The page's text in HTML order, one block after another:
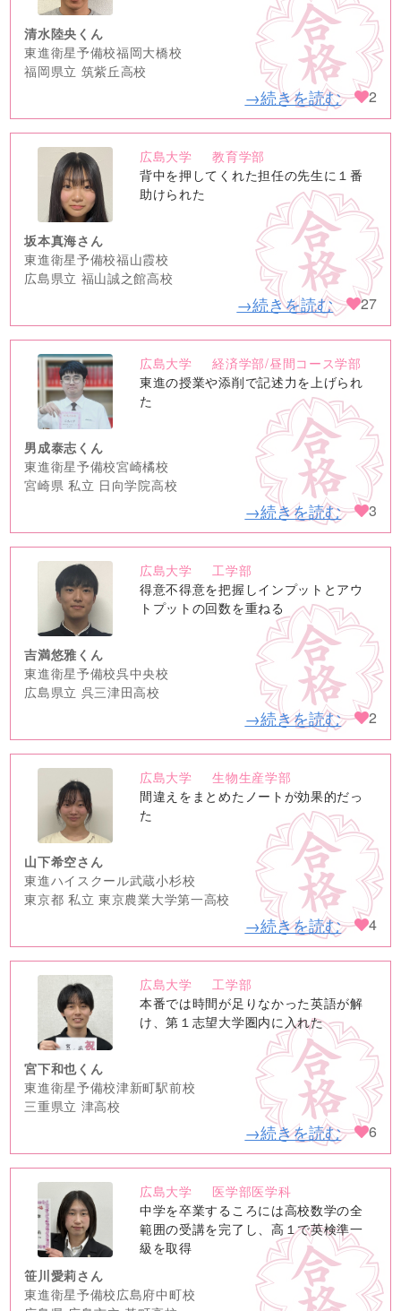
清水陸央くん
東進衛星予備校福岡大橋校
福岡県立 筑紫丘高校
→続きを読む 2
no
image
広島大学
教育学部
背中を押してくれた担任の先生に１番
助けられた
坂本真海さん
東進衛星予備校福山霞校
広島県立 福山誠之館高校
→続きを読む 27
no
image
広島大学
経済学部/昼間コース学部
東進の授業や添削で記述力を上げられ
た
男成泰志くん
東進衛星予備校宮崎橘校
宮崎県 私立 日向学院高校
→続きを読む 3
no
image
広島大学
工学部
得意不得意を把握しインプットとアウ
トプットの回数を重ねる
吉満悠雅くん
東進衛星予備校呉中央校
広島県立 呉三津田高校
→続きを読む 2
no
image
広島大学
生物生産学部
間違えをまとめたノートが効果的だっ
た
山下希空さん
東進ハイスクール武蔵小杉校
東京都 私立 東京農業大学第一高校
→続きを読む 4
no
image
広島大学
工学部
本番では時間が足りなかった英語が解
け、第１志望大学圏内に入れた
宮下和也くん
東進衛星予備校津新町駅前校
三重県立 津高校
→続きを読む 6
no
image
広島大学
医学部医学科
中学を卒業するころには高校数学の全
範囲の受講を完了し、高１で英検準一
級を取得
笹川愛莉さん
東進衛星予備校広島府中町校